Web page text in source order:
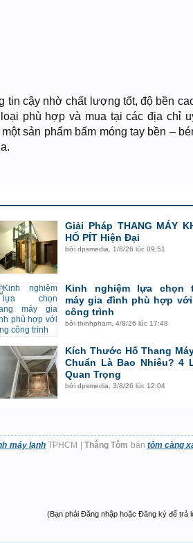
tin cậy nhờ chất lượng tốt, độ bền
phù hợp và mua tại các địa chỉ
sản phẩm bấm móng tay bền –
Giải Pháp THANG MÁY
HỐ PÍT Hiện Đại
bởi dpsmedia 1/8/26 lúc 09:51
Kinh nghiệm lựa chọn
máy gia đình phù hợp
công trình
bởi thinhpham 4/8/26 lúc 17:48
Kích Thước Hố Thang
Chuẩn Là Bao Nhiêu? 4
Quan Trọng
bởi dpsmedia 3/8/26 lúc 12:04
máy lạnhTPHCM | Thắng Tôm bán tôm càng
(Bạn phải Đăng nhập hoặc Đăng ký để trả